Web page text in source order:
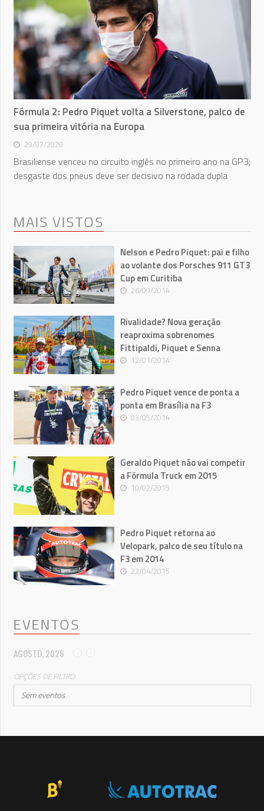
Fórmula 2: Pedro Piquet volta a Silverstone, palco de
sua primeira vitória na Europa
29/07/2020
Brasiliense venceu no circuito inglês no primeiro ano na GP3;
desgaste dos pneus deve ser decisivo na rodada dupla
MAIS VISTOS
Nelson e Pedro Piquet: pai e filho
ao volante dos Porsches 911 GT3
Cup em Curitiba
26/09/2014
Rivalidade? Nova geração
reaproxima sobrenomes
Fittipaldi, Piquet e Senna
12/01/2014
Pedro Piquet vence de ponta a
ponta em Brasília na F3
03/05/2014
Geraldo Piquet não vai competir
a Fórmula Truck em 2015
10/02/2015
Pedro Piquet retorna ao
Velopark, palco de seu título na
F3 em 2014
22/04/2015
EVENTOS
AGOSTO, 2026
OPÇÕES DE FILTRO
Sem eventos